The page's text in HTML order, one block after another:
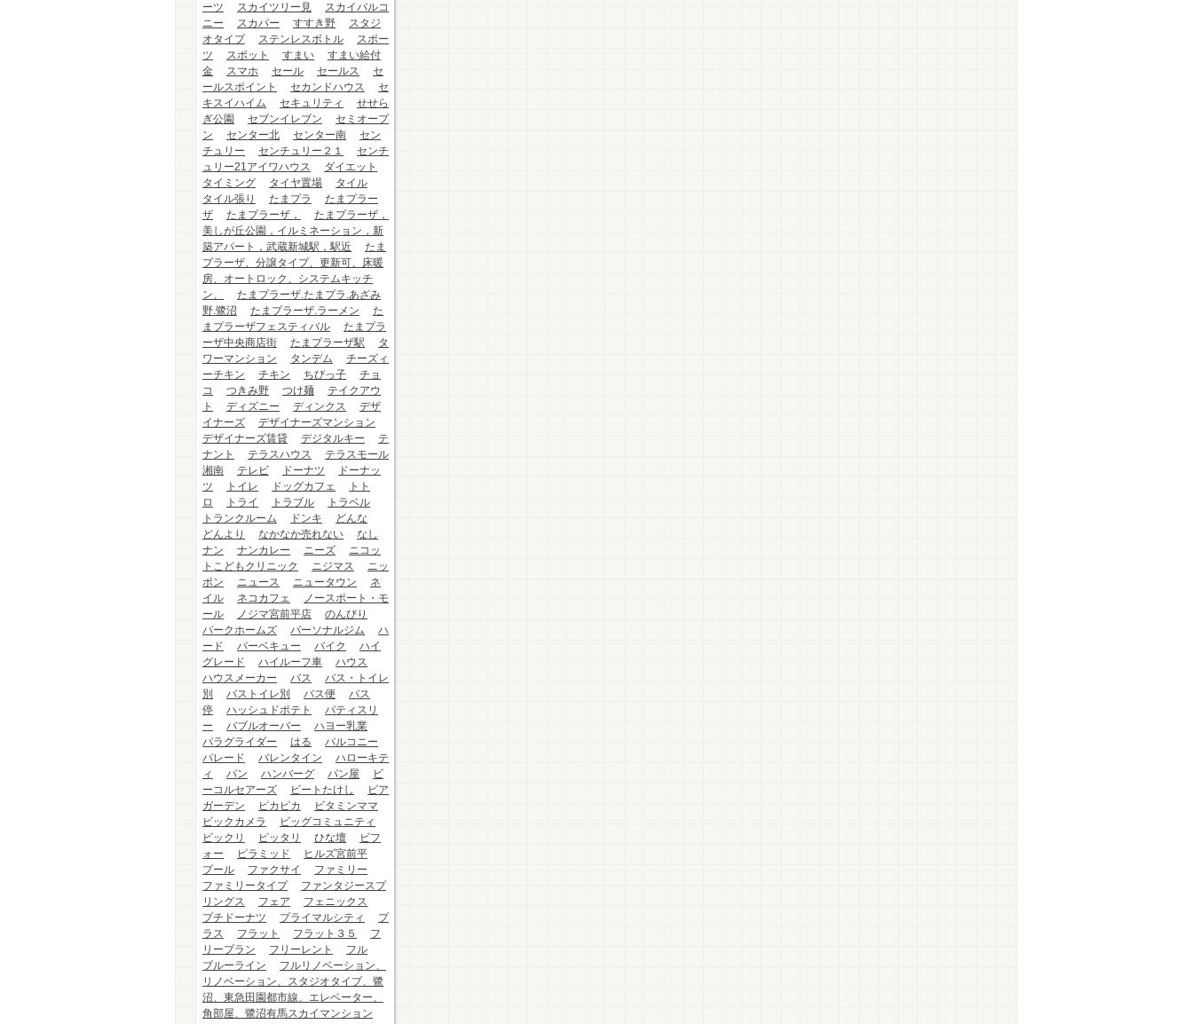
ーツ
スカイツリー見
スカイバルコ
ニー
スカパー すすき野
スタジ
オタイプ
ステンレスボトル
スポー
ツ
スポット すまい
すまい給付
金
スマホ セール セールス
セ
ールスポイント
セカンドハウス
セ
キスイハイム
セキュリティ
せせら
ぎ公園
セブンイレブン
セミオープ
ン
センター北 センター南
セン
チュリー
センチュリー２１
センチ
ュリー21アイワハウス
ダイエット
タイミング
タイヤ置場
タイル
タイル張り
たまプラ
たまプラー
ザ
たまプラーザ，
たまプラーザ，
美しが丘公園，イルミネーション，新
築アパート，武蔵新城駅，駅近
たま
プラーザ、分譲タイプ、更新可、床暖
房、オートロック、システムキッチ
ン、
たまプラーザ.たまプラ.あざみ
野.鷺沼
たまプラーザ.ラーメン
た
まプラーザフェスティバル
たまプラ
ーザ中央商店街
たまプラーザ駅
タ
ワーマンション
タンデム
チーズィ
ーチキン
チキン ちびっ子
チョ
コ
つきみ野 つけ麺
テイクアウ
ト
ディズニー ディンクス
デザ
イナーズ
デザイナーズマンション
デザイナーズ賃貸
デジタルキー
テ
ナント
テラスハウス
テラスモール
湘南
テレビ ドーナツ
ドーナッ
ツ
トイレ ドッグカフェ
トト
ロ
トライ トラブル
トラベル
トランクルーム
ドンキ
どんな
どんより
なかなか売れない
なし
ナン
ナンカレー ニーズ
ニコッ
トこどもクリニック
ニジマス
ニッ
ポン
ニュース ニュータウン
ネ
イル
ネコカフェ
ノースポート・モ
ール
ノジマ宮前平店
のんびり
パークホームズ
パーソナルジム
ハ
ード
バーベキュー バイク
ハイ
グレード
ハイルーフ車
ハウス
ハウスメーカー
バス
バス・トイレ
別
バストイレ別 バス便
バス
停
ハッシュドポテト
パティスリ
ー
バブルオーバー
ハヨー乳業
パラグライダー
はる
バルコニー
パレード
バレンタイン
ハローキテ
ィ
パン ハンバーグ パン屋
ビ
ーコルセアーズ
ビートたけし
ビア
ガーデン
ピカピカ
ビタミンママ
ビックカメラ
ビッグコミュニティ
ビックリ
ピッタリ ひな壇
ビフ
ォー
ピラミッド
ヒルズ宮前平
プール
ファクサイ
ファミリー
ファミリータイプ
ファンタジースプ
リングス
フェア
フェニックス
プチドーナツ
プライマルシティ
プ
ラス
フラット フラット３５
フ
リープラン
フリーレント
フル
ブルーライン
フルリノベーション、
リノベーション、スタジオタイプ、鷺
沼、東急田園都市線、エレベーター、
角部屋、鷺沼有馬スカイマンション